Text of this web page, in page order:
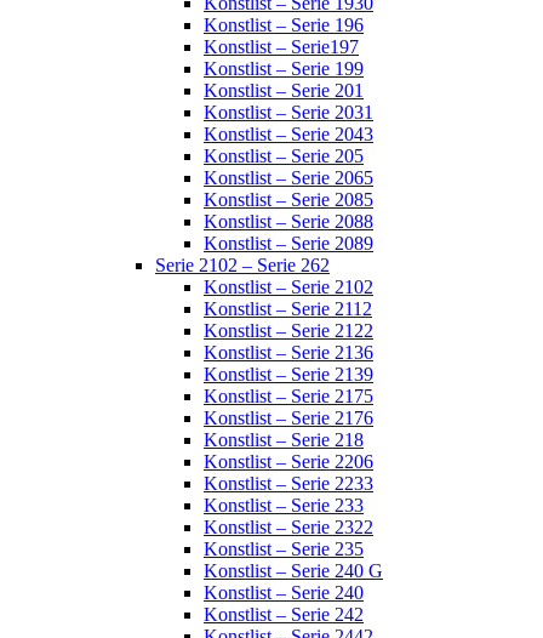
Konstlist – Serie 196
Konstlist – Serie197
Konstlist – Serie 199
Konstlist – Serie 201
Konstlist – Serie 2031
Konstlist – Serie 2043
Konstlist – Serie 205
Konstlist – Serie 2065
Konstlist – Serie 2085
Konstlist – Serie 2088
Konstlist – Serie 2089
Serie 2102 – Serie 262
Konstlist – Serie 2102
Konstlist – Serie 2112
Konstlist – Serie 2122
Konstlist – Serie 2136
Konstlist – Serie 2139
Konstlist – Serie 2175
Konstlist – Serie 2176
Konstlist – Serie 218
Konstlist – Serie 2206
Konstlist – Serie 2233
Konstlist – Serie 233
Konstlist – Serie 2322
Konstlist – Serie 235
Konstlist – Serie 240 G
Konstlist – Serie 240
Konstlist – Serie 242